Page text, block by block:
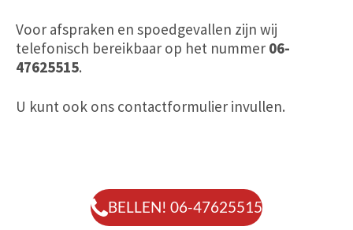
Voor afspraken en spoedgevallen zijn wij
telefonisch bereikbaar op het nummer 06-
47625515.
U kunt ook ons contactformulier invullen.
BELLEN! 06-47625515